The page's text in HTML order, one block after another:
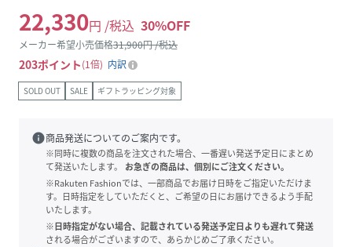
22,330円 /税込 30%OFF
メーカー希望小売価格31,900円 /税込
203ポイント 1倍 内訳
SOLD OUT SALE ギフトラッピング対象
info商品発送についてのご案内です。
※同時に複数の商品を注文された場合、一番遅い発送予定日にまとめ
て発送いたします。
お急ぎの商品は、個別にご注文ください。
※Rakuten Fashionでは、一部商品でお届け日時をご指定いただけま
す。日時指定をしていただくと、ご希望の日にお届けできるよう手配
いたします。
※日時指定がない場合、記載されている発送予定日よりも遅れて発送
される場合がございますので、あらかじめご了承ください。